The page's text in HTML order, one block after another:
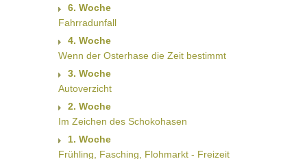
6. Woche
Fahrradunfall
4. Woche
Wenn der Osterhase die Zeit bestimmt
3. Woche
Autoverzicht
2. Woche
Im Zeichen des Schokohasen
1. Woche
Frühling, Fasching, Flohmarkt - Freizeit